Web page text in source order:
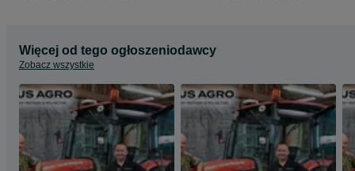
Więcej od tego ogłoszeniodawcy
Zobacz wszystkie